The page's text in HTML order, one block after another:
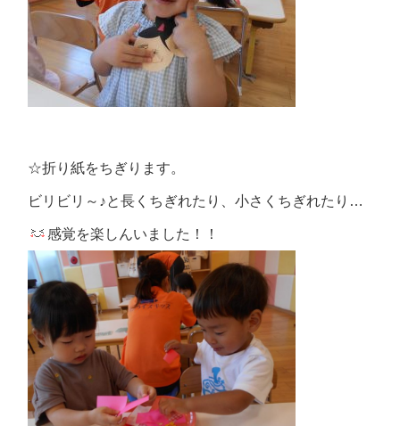
☆折り紙をちぎります。
ビリビリ～♪と長くちぎれたり、小さくちぎれたり…
感覚を楽しんいました！！